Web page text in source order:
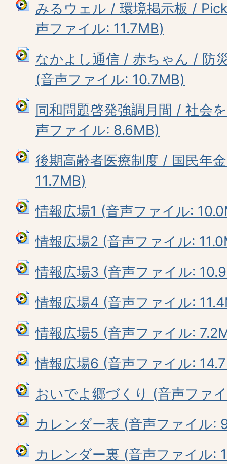
みるウェル / 環境掲示板 /
声ファイル: 11.7MB)
なかよし通信 / 赤ちゃん / 防
(音声ファイル: 10.7MB)
同和問題啓発強調月間 / 社会
声ファイル: 8.6MB)
後期高齢者医療制度 / 国民年
11.7MB)
情報広場1 (音声ファイル:
情報広場2 (音声ファイル:
情報広場3 (音声ファイル:
情報広場4 (音声ファイル:
情報広場5 (音声ファイル:
情報広場6 (音声ファイル:
おいでよ郷づくり (音声ファ
カレンダー表 (音声ファイル:
カレンダー裏 (音声ファイル: